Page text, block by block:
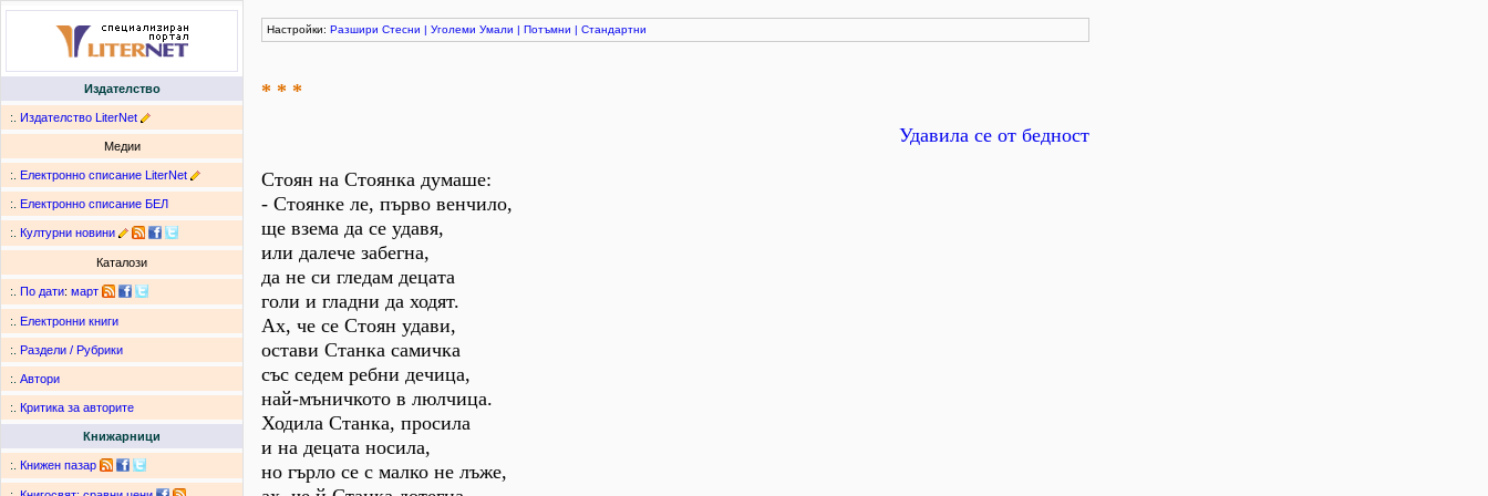
Издателство
:. Издателство LiterNet
Медии
:. Електронно списание LiterNet
:. Електронно списание БЕЛ
:. Културни новини
Каталози
:. По дати: март
:. Електронни книги
:. Раздели / Рубрики
:. Автори
:. Критика за авторите
Книжарници
:. Книжен пазар
Настройки: Разшири Стесни | Уголеми Умали | Потъмни | Стандартни
* * *
Удавила се от бедност
Стоян на Стоянка думаше:
- Стоянке ле, първо венчило,
ще взема да се удавя,
или далече забегна,
да не си гледам децата
голи и гладни да ходят.
Ах, че се Стоян удави,
остави Станка самичка
със седем ребни дечица,
най-мъничкото в люлчица.
Ходила Станка, просила
и на децата носила,
но гърло се с малко не лъже,